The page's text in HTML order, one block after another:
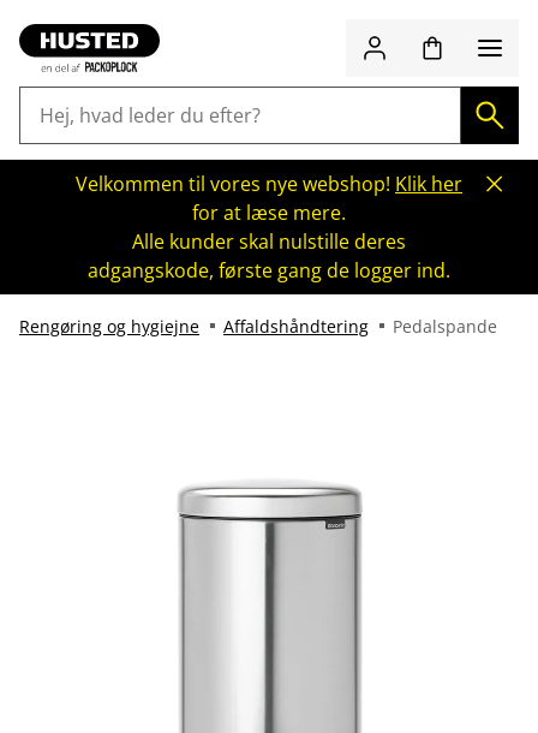
Velkommen til vores nye webshop! Klik her
for at læse mere.
Alle kunder skal nulstille deres
adgangskode, første gang de logger ind.
Rengøring og hygiejne Affaldshåndtering Pedalspande